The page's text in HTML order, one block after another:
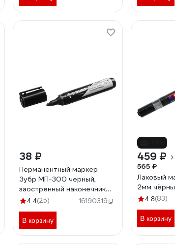
38 ₽
Перманентный маркер
Зубр МП-300 черный,
заостренный наконечник
06322-2
4.4(25) 16190319
В корзину
459 ₽
565 ₽
Лаковый
2мм
4.8(83)
В корзину